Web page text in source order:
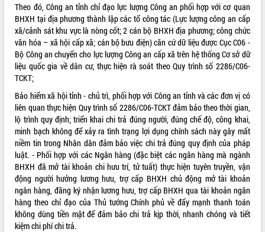
Không có file video nào để phát.
ALBUM ẢNH
Theo đó, Công an tỉnh chỉ đạo lực lượng Công an phối hợp với cơ quan
BHXH tại địa phương thành lập các tổ công tác (Lực lượng công an cấp
xã/cảnh sát khu vực là nòng cốt; 2 cán bộ BHXH địa phương; công chức
văn hóa – xã hội cấp xã; cán bộ bưu điện) căn cứ dữ liệu được Cục C06 -
Bộ Công an chuyển cho lực lượng Công an cấp xã trên hệ thống Cơ sở dữ
liệu quốc gia về dân cư, thực hiện rà soát theo Quy trình số 2286/C06-
TCKT;
Bảo hiểm xã hội tỉnh - chủ trì, phối hợp với Công an tỉnh và các đơn vị có
liên quan thực hiện Quy trình số 2286/C06-TCKT đảm bảo theo thời gian,
lộ trình quy định; triển khai chi trả đúng người, đúng chế độ, công khai,
minh bạch không để xảy ra tình trạng lợi dụng chính sách này gây mất
niềm tin trong Nhân dân đảm bảo việc chi trả đúng quy định của pháp
luật. - Phối hợp với các Ngân hàng (đặc biệt các ngân hàng mà ngành
BHXH đã mở tài khoản chi hưu trí, tử tuất) thực hiện tuyên truyền, vận
động người hưởng lương hưu, trợ cấp BHXH chủ động mở tài khoản
ngân hàng, đăng ký nhận lương hưu, trợ cấp BHXH qua tài khoản ngân
hàng theo chỉ đạo của Thủ tướng Chính phủ về đẩy mạnh thanh toán
không dùng tiền mặt để đảm bảo chi trả kịp thời, nhanh chóng và tiết
kiệm chi phí chi trả.